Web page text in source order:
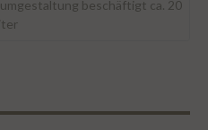
beschäftigt ca. 20